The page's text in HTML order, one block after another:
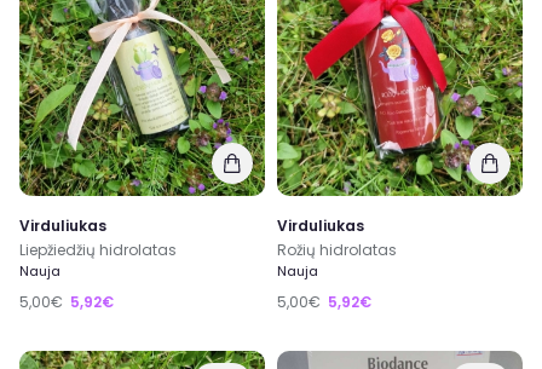
Virduliukas
Liepžiedžių hidrolatas
Nauja
5,00€ 5,92€
Virduliukas
Rožių hidrolatas
Nauja
5,00€ 5,92€